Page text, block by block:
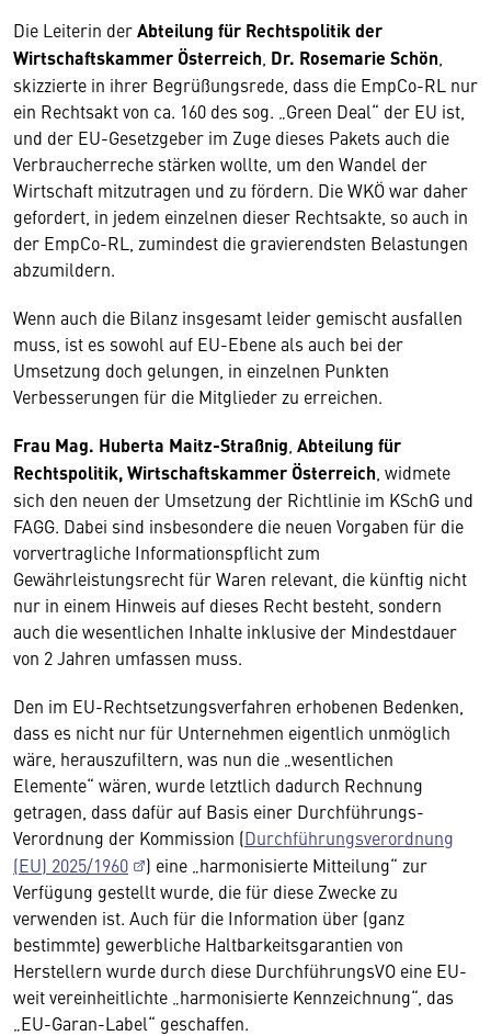
Die Leiterin derAbteilung für Rechtspolitik der
Wirtschaftskammer Österreich Dr. Rosemarie Schön
skizzierte in ihrer Begrüßungsrede, dass die EmpCo-RL nur
ein Rechtsakt von ca. 160 des sog. „Green Deal“ der EU ist,
und der EU-Gesetzgeber im Zuge dieses Pakets auch die
Verbraucherreche stärken wollte, um den Wandel der
Wirtschaft mitzutragen und zu fördern. Die WKÖ war daher
gefordert, in jedem einzelnen dieser Rechtsakte, so auch in
der EmpCo-RL, zumindest die gravierendsten Belastungen
abzumildern.
Wenn auch die Bilanz insgesamt leider gemischt ausfallen
muss, ist es sowohl auf EU-Ebene als auch bei der
Umsetzung doch gelungen, in einzelnen Punkten
Verbesserungen für die Mitglieder zu erreichen.
Frau Mag. Huberta Maitz-Straßnig Abteilung für
Rechtspolitik, Wirtschaftskammer Österreich , widmete
sich den neuen der Umsetzung der Richtlinie im KSchG und
FAGG. Dabei sind insbesondere die neuen Vorgaben für die
vorvertragliche Informationspflicht zum
Gewährleistungsrecht für Waren relevant, die künftig nicht
nur in einem Hinweis auf dieses Recht besteht, sondern
auch die wesentlichen Inhalte inklusive der Mindestdauer
von 2 Jahren umfassen muss.
Den im EU-Rechtsetzungsverfahren erhobenen Bedenken,
dass es nicht nur für Unternehmen eigentlich unmöglich
wäre, herauszufiltern, was nun die „wesentlichen
Elemente“ wären, wurde letztlich dadurch Rechnung
getragen, dass dafür auf Basis einer Durchführungs-
Verordnung der Kommission (Durchführungsverordnung
(EU) 2025/1960
) eine „harmonisierte Mitteilung“ zur
Verfügung gestellt wurde, die für diese Zwecke zu
verwenden ist. Auch für die Information über (ganz
bestimmte) gewerbliche Haltbarkeitsgarantien von
Herstellern wurde durch diese DurchführungsVO eine EU-
weit vereinheitlichte „harmonisierte Kennzeichnung“, das
„EU-Garan-Label“ geschaffen.